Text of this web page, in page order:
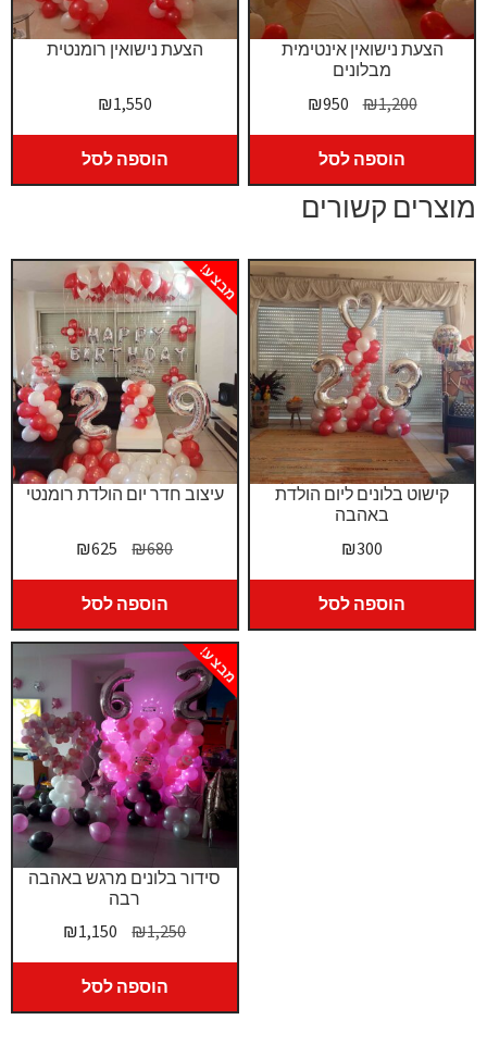
הצעת נישואין רומנטית
₪1,550
הוספה לסל
הצעת נישואין אינטימית
מבלונים
₪1,200
המחיר
המקורי
היה:
₪1,200.
₪950
הנוכחי
₪950.
הוספה לסל
מוצרים קשורים
עיצוב חדר יום הולדת רומנטי
מבצע!
₪680
המחיר
המקורי
היה:
₪680.
₪625
המחיר
הנוכחי
₪625.
הוספה לסל
קישוט בלונים ליום הולדת
באהבה
₪300
הוספה לסל
סידור בלונים מרגש באהבה
רבה
מבצע!
₪1,250
המחיר
המקורי
היה:
₪1,250.
₪1,150
המחיר
הנוכחי
₪1,150.
הוספה לסל